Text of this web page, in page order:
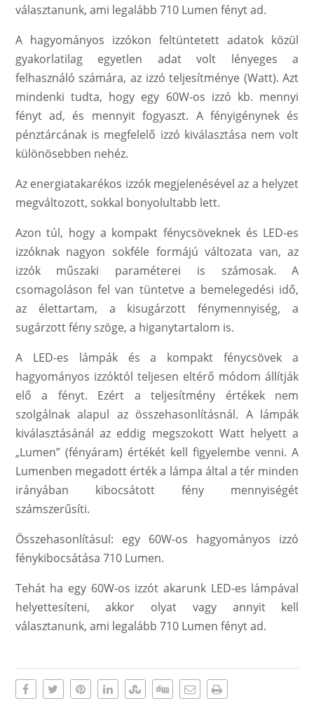
választanunk, ami legalább 710 Lumen fényt ad.
A hagyományos izzókon feltüntetett adatok közül
gyakorlatilag egyetlen adat volt lényeges a
felhasználó számára, az izzó teljesítménye (Watt). Azt
mindenki tudta, hogy egy 60W-os izzó kb. mennyi
fényt ad, és mennyit fogyaszt. A fényigénynek és
pénztárcának is megfelelő izzó kiválasztása nem volt
különösebben nehéz.
Az energiatakarékos izzók megjelenésével az a helyzet
megváltozott, sokkal bonyolultabb lett.
Azon túl, hogy a kompakt fénycsöveknek és LED-es
izzóknak nagyon sokféle formájú változata van, az
izzók műszaki paraméterei is számosak. A
csomagoláson fel van tüntetve a bemelegedési idő,
az élettartam, a kisugárzott fénymennyiség, a
sugárzott fény szöge, a higanytartalom is.
A LED-es lámpák és a kompakt fénycsövek a
hagyományos izzóktól teljesen eltérő módom állítják
elő a fényt. Ezért a teljesítmény értékek nem
szolgálnak alapul az összehasonlításnál. A lámpák
kiválasztásánál az eddig megszokott Watt helyett a
„Lumen” (fényáram) értékét kell figyelembe venni. A
Lumenben megadott érték a lámpa által a tér minden
irányában kibocsátott fény mennyiségét
számszerűsíti.
Összehasonlításul: egy 60W-os hagyományos izzó
fénykibocsátása 710 Lumen.
Tehát ha egy 60W-os izzót akarunk LED-es lámpával
helyettesíteni, akkor olyat vagy annyit kell
választanunk, ami legalább 710 Lumen fényt ad.